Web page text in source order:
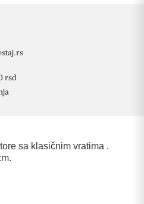
rsd
sa klasičnim vratima .